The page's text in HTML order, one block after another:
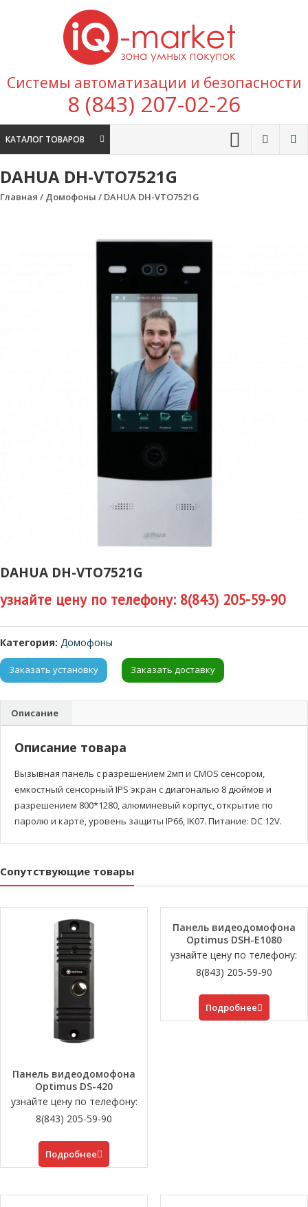
Перейти к содержимому
покупок
Системы автоматизации и безопасности
8 (843) 207-02-26
КАТАЛОГ ТОВАРОВ
DAHUA DH-VTO7521G
Главная / Домофоны / DAHUA DH-VTO7521G
DAHUA DH-VTO7521G
узнайте цену по телефону: 8(843) 205-59-90
Категория: Домофоны
Заказать установку Заказать доставку
Описание
Описание товара
Вызывная панель с разрешением 2мп и CMOS сенсором,
емкостный сенсорный IPS экран с диагональю 8 дюймов и
разрешением 800*1280, алюминевый корпус, открытие по
паролю и карте, уровень защиты IP66, IK07. Питание: DC 12V.
Сопутствующие товары
Панель видеодомофона
Optimus DS-420
узнайте цену по телефону:
8(843) 205-59-90
Подробнее
Панель видеодомофона
Optimus DSH-E1080
узнайте цену по телефону:
8(843) 205-59-90
Подробнее